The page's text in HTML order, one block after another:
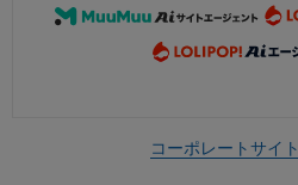
コーポレートサイト